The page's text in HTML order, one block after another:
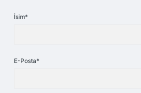
İsim*
E-Posta*